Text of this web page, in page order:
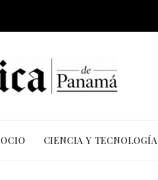
CIENCIA Y TECNOLOGÍA